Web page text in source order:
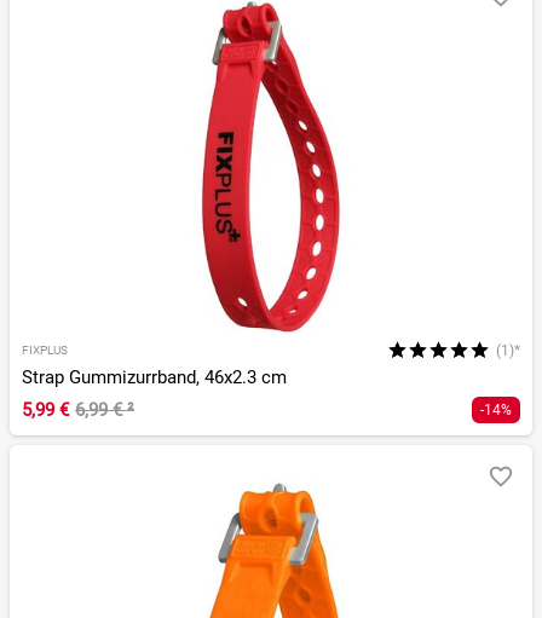
FIXPLUS (1)*
Strap Gummizurrband, 46x2.3 cm
5,99 € 6,99 €² -14%